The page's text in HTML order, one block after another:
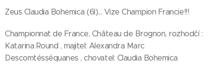
Zeus Claudia Bohemica (6l)... Vize Champion Francie!!!
Championnat de France, Château de Brognon, rozhodčí :
Katarina Round , majitel: Alexandra Marc
Descomtésséquanes , chovatel: Claudia Bohemica